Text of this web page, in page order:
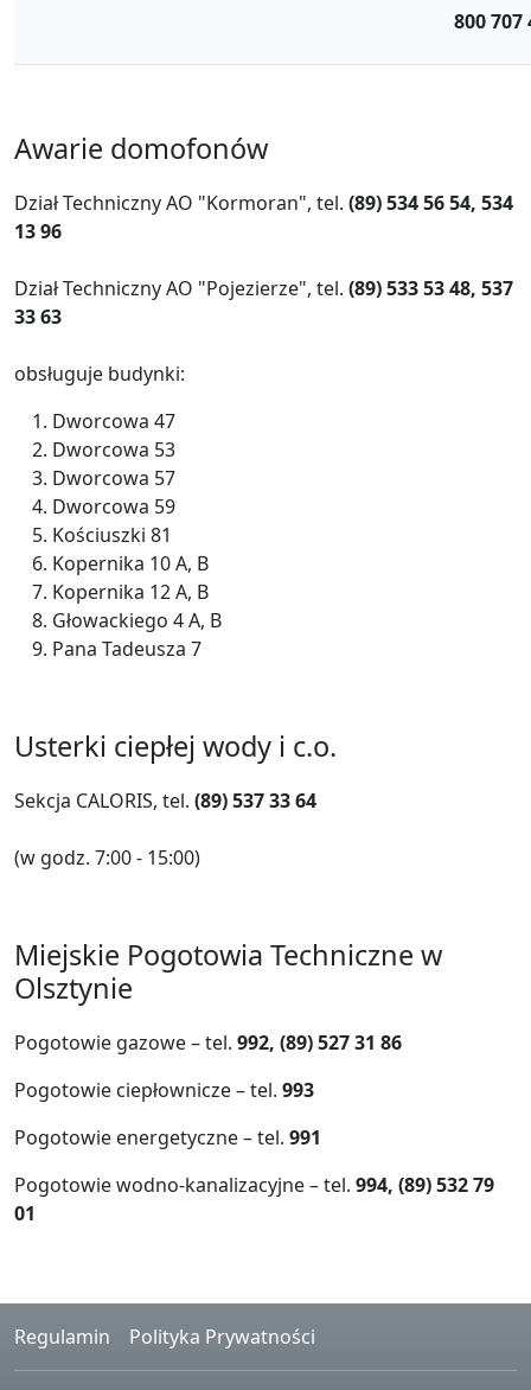
800 707
Awarie domofonów
Dział Techniczny AO "Kormoran", tel. (89) 534 56 54, 534
13 96
Dział Techniczny AO "Pojezierze", tel. (89) 533 53 48, 537
33 63
obsługuje budynki:
Dworcowa 47
Dworcowa 53
Dworcowa 57
Dworcowa 59
Kościuszki 81
Kopernika 10 A, B
Kopernika 12 A, B
Głowackiego 4 A, B
Pana Tadeusza 7
Usterki ciepłej wody i c.o.
Sekcja CALORIS, tel. (89) 537 33 64
(w godz. 7:00 - 15:00)
Miejskie Pogotowia Techniczne w
Olsztynie
Pogotowie gazowe – tel. 992, (89) 527 31 86
Pogotowie ciepłownicze – tel. 993
Pogotowie energetyczne – tel. 991
Pogotowie wodno-kanalizacyjne – tel. 994, (89) 532 79
01
Regulamin Polityka Prywatności